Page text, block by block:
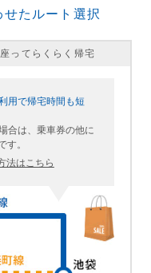
たルート選択
ってらくらく帰宅
用で帰宅時間も短
合は、乗車券の他に
す。
法はこちら